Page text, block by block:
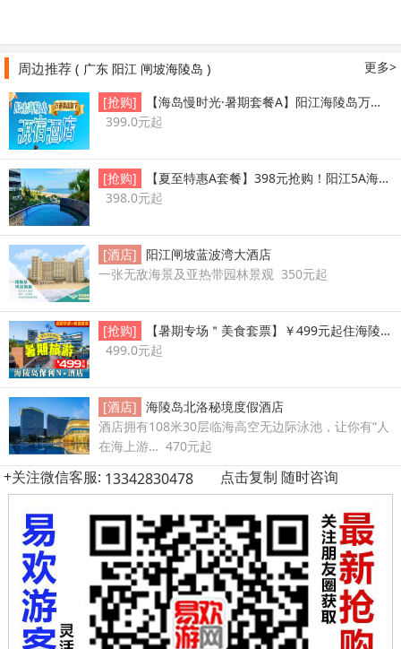
周边推荐 ( 广东 阳江 闸坡海陵岛 ) 更多>
[抢购]
【海岛慢时光·暑期套餐A】阳江海陵岛万豪
399.0元起
[抢购]
【夏至特惠A套餐】398元抢购！阳江5A海
398.0元起
[酒店]
阳江闸坡蓝波湾大酒店
一张无敌海景及亚热带园林景观 350元起
[抢购]
【暑期专场＂美食套票】￥499元起住海陵
499.0元起
[酒店] 海陵岛北洛秘境度假酒店
酒店拥有108米30层临海高空无边际泳池，让你有“人
在海上游… 470元起
+关注微信客服: 点击复制 随时咨询